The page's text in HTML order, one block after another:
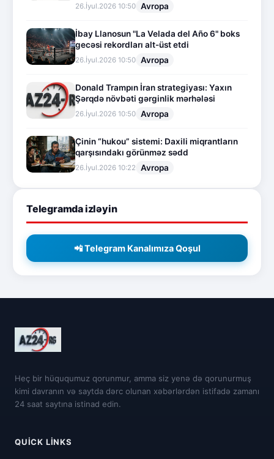
26.İyul.2026 10:50 Avropa
İbay Llanosun "La Velada del Año 6" boks
gecəsi rekordları alt-üst etdi
26.İyul.2026 10:50 Avropa
Donald Trampın İran strategiyası: Yaxın
Şərqdə növbəti gərginlik mərhələsi
26.İyul.2026 10:50 Avropa
Çinin “hukou” sistemi: Daxili miqrantların
qarşısındakı görünməz sədd
26.İyul.2026 10:22 Avropa
Telegramda izləyin
📲 Telegram Kanalımıza Qoşul
Heç bir hüququmuz qorunmur, amma siz yenə də qorunurmuş
kimi davranın və saytda dərc olunan xəbərlərdən istifadə zamanı
24 saat saytına istinad edin.
QUICK LINKS